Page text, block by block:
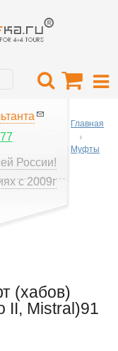
России!
с 2009г
Главная
Муфты
(хабов)
II, Mistral)91